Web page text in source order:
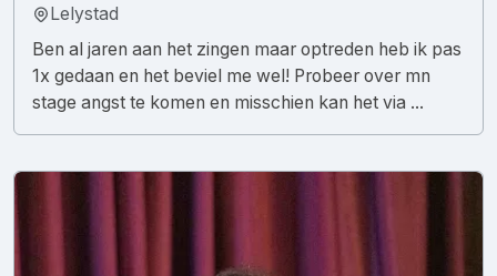
Lelystad
Ben al jaren aan het zingen maar optreden heb ik pas
1x gedaan en het beviel me wel! Probeer over mn
stage angst te komen en misschien kan het via ...